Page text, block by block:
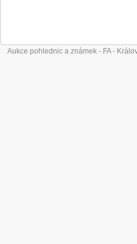
Aukce pohlednic a známek - FA -